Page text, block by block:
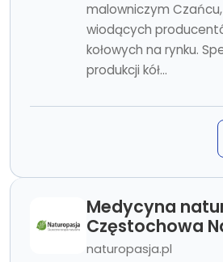
malowniczym
wiodących
kołowych na rynku.
produkcji kół...
Medycyna
Częstochowa
naturopasja.pl